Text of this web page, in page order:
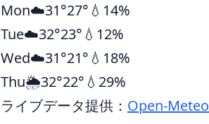
Mon☁️31°27° 💧14%
Tue☁️32°23° 💧12%
Wed☁️31°21° 💧18%
Thu🌦️32°22° 💧29%
ライブデータ提供： Open-Meteo